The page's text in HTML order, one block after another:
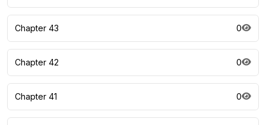
Chapter 43 0
Chapter 42 0
Chapter 41 0